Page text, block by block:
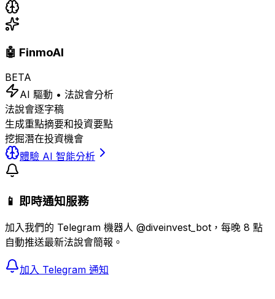
🤖 FinmoAI
BETA
AI 驅動 • 法說會分析
法說會逐字稿
生成重點摘要和投資要點
挖掘潛在投資機會
體驗 AI 智能分析
📱 即時通知服務
加入我們的 Telegram 機器人 @diveinvest_bot，每晚 8 點
自動推送最新法說會簡報。
加入 Telegram 通知